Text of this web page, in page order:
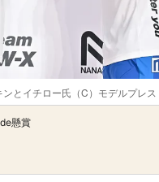
とイチロー氏（C）モデルプレス
懸賞